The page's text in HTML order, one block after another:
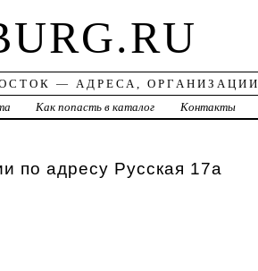
— АДРЕСА, ОРГАНИЗАЦИИ
Как попасть в каталог Контакты
по адресу Русская 17а